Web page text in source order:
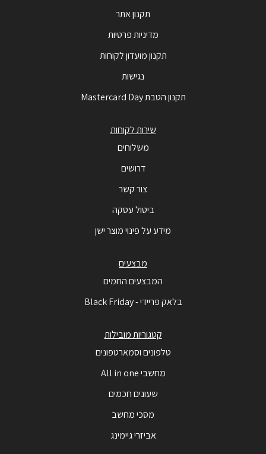
תקנון אתר
מדיניות פרטיות
תקנון מועדון לקוחות
נגישות
תקנון הטבת Mastercard Day
שירות לקוחות
משלוחים
דרושים
צור קשר
ביטול עסקה
מידע על פינוי מוצר ישן
מבצעים
המבצעים החמים
בלאק פריידי - Black Friday
קטגוריות מובילות
טלפונים וסמארטפונים
מחשבי All in one
שעונים חכמים
מסכי מחשב
אביזרי גיימינג